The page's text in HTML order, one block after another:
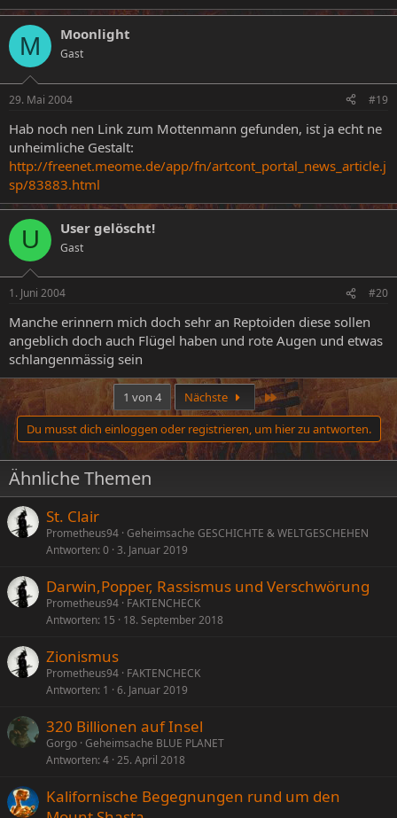
Ja stimmt!
Ich finde die Version, die wie eine pelzige Eule aussieht, am
besten
M Moonlight
Gast
29. Mai 2004 #19
Hab noch nen Link zum Mottenmann gefunden, ist ja echt ne
unheimliche Gestalt:
http://freenet.meome.de/app/fn/artcont_portal_news_article.j
sp/83883.html
User gelöscht!
Gast
1. Juni 2004
Manche erinnern mich doch sehr an Reptoiden diese sollen
angeblich doch auch Flügel haben und rote Augen und etwas
schlangenmässig sein
Du musst dich einloggen oder registrieren, um hier zu antworten.
Ähnliche Themen
St. Clair
Prometheus94 Geheimsache GESCHICHTE & WELTGESCHEHEN
Antworten 0 3. Januar 2019
Darwin,Popper, Rassismus und Verschwörung
Prometheus94 FAKTENCHECK
Antworten 15 18. September 2018
Zionismus
Prometheus94 FAKTENCHECK
Antworten 1 6. Januar 2019
320 Billionen auf Insel
Gorgo Geheimsache BLUE PLANET